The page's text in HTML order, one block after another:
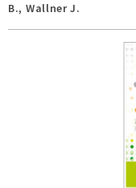
B., Wallner J.